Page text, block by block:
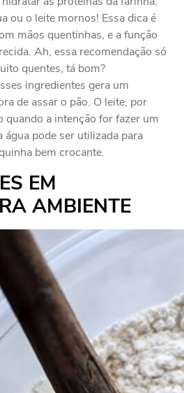
ou o leite mornos! Essa dica é
mãos quentinhas, e a função
Ah, essa recomendação só
quentes, tá bom?
ingredientes gera um
de assar o pão. O leite, por
quando a intenção for fazer um
água pode ser utilizada para
bem crocante.
EM
AMBIENTE